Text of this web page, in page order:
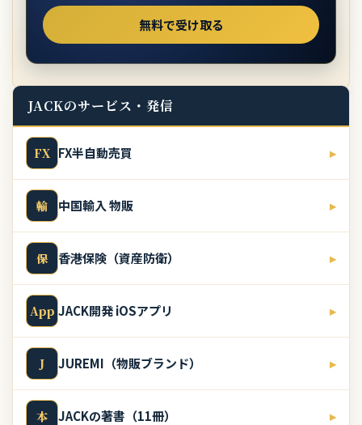
JACKのサービス・発信
FX FX半自動売買 ▸
輸 中国輸入 物販 ▸
保 香港保険（資産防衛） ▸
App JACK開発 iOSアプリ ▸
J JUREMI（物販ブランド） ▸
本 JACKの著書（11冊） ▸